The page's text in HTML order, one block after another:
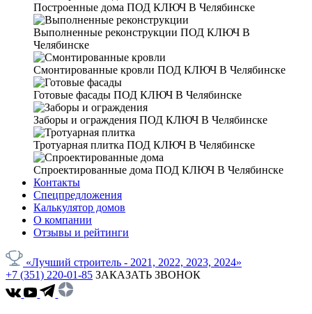
Построенные дома ПОД КЛЮЧ В Челябинске
Выполненные реконструкции ПОД КЛЮЧ В
Челябинске
Смонтированные кровли ПОД КЛЮЧ В Челябинске
Готовые фасады ПОД КЛЮЧ В Челябинске
Заборы и ограждения ПОД КЛЮЧ В Челябинске
Тротуарная плитка ПОД КЛЮЧ В Челябинске
Спроектированные дома ПОД КЛЮЧ В Челябинске
Контакты
Спецпредложения
Калькулятор домов
О компании
Отзывы и рейтинги
«Лучший строитель - 2021, 2022, 2023, 2024»
+7 (351) 220-01-85 ЗАКАЗАТЬ ЗВОНОК